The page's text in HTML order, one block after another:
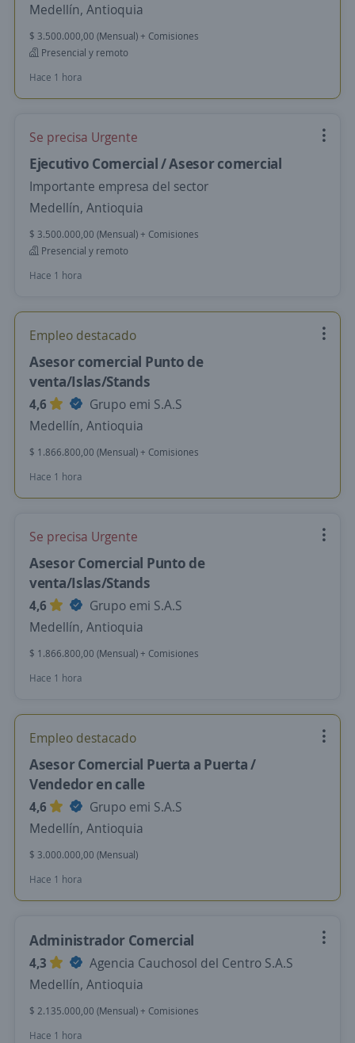
Medellín, Antioquia
$ 3.500.000,00 (Mensual) + Comisiones
Presencial y remoto
Hace 1 hora
Se precisa Urgente
Ejecutivo Comercial / Asesor comercial
Importante empresa del sector
Medellín, Antioquia
$ 3.500.000,00 (Mensual) + Comisiones
Presencial y remoto
Hace 1 hora
Empleo destacado
Asesor comercial Punto de
venta/Islas/Stands
4,6
Grupo emi S.A.S
Medellín, Antioquia
$ 1.866.800,00 (Mensual) + Comisiones
Hace 1 hora
Se precisa Urgente
Asesor Comercial Punto de
venta/Islas/Stands
4,6
Grupo emi S.A.S
Medellín, Antioquia
$ 1.866.800,00 (Mensual) + Comisiones
Hace 1 hora
Empleo destacado
Asesor Comercial Puerta a Puerta /
Vendedor en calle
4,6
Grupo emi S.A.S
Medellín, Antioquia
$ 3.000.000,00 (Mensual)
Hace 1 hora
Administrador Comercial
4,3
Agencia Cauchosol del Centro S.A.S
Medellín, Antioquia
$ 2.135.000,00 (Mensual) + Comisiones
Hace 1 hora